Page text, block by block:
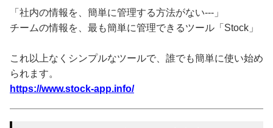
「社内の情報を、簡単に管理する方法がない---」
チームの情報を、最も簡単に管理できるツール「Stock」
これ以上なくシンプルなツールで、誰でも簡単に使い始め
られます。
https://www.stock-app.info/